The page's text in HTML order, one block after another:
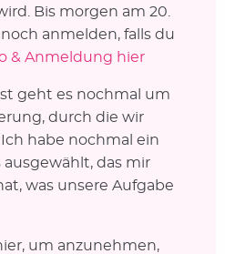
Bis morgen am 20.
anmelden, falls du
& Anmeldung hier
geht es nochmal um
durch die wir
habe nochmal ein
ausgewählt, das mir
was unsere Aufgabe
um anzunehmen,